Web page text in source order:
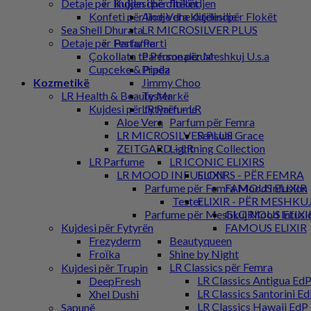
Detaje për lindjen dhe ditëlindjen
Konfeti për lindje dhe ditëlindje
Sea Shell Dhurata
Detaje për Festa/Parti
Çokollata të Personalizuar
Cupceke & Pipëz
Kozmetikë
LR Health & Beauty Markë
Kujdesi për fytyrën – LR
Aloe Vera
LR MICROSILVER PLUS
ZEITGARD – LR
LR Parfume
LR MOOD INFUSION
Parfume për Femra Mood Infusion
Tester
Parfume për Meshkuj Mood
Kujdesi për Fytyrën
Frezyderm
Froϊka
Kujdesi për Trupin
DeepFresh
Xhel Dushi
Sapunë
Kujdesi për flokët
Aloe Vera Kujdesi për Flokët
LR MICROSILVER PLUS
Parfume
Parfume për Meshkuj U.s.a
Prada
Jimmy Choo
Tester
LR Parfume
Parfum për Femra
Sensual Grace
Lightning Collection
LR ICONIC ELIXIRS
ELIXIRS - PËR FEMRA
FAMOUS ELIXIR
ELIXIR - PËR MESHKUJ
GLORIOUS
FAMOUS ELIXIR
Beautyqueen
Shine by Night
LR Classics për Femra
LR Classics Antigua EdP
LR Classics Santorini
LR Classics Hawaii EdP